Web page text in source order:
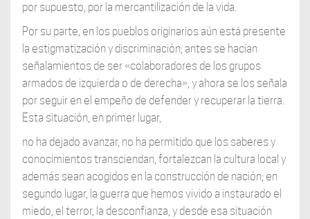
por supuesto, por la mercantilización de la vida.
Por su parte, en los pueblos originarios aún está presente
la estigmatización y discriminación; antes se hacían
señalamientos de ser «colaboradores de los grupos
armados de izquierda o de derecha», y ahora se los señala
por seguir en el empeño de defender y recuperar la tierra.
Esta situación, en primer lugar,
no ha dejado avanzar, no ha permitido que los saberes y
conocimientos transciendan, fortalezcan la cultura local y
además sean acogidos en la construcción de nación; en
segundo lugar, la guerra que hemos vivido a instaurado el
miedo, el terror, la desconfianza, y desde esa situación